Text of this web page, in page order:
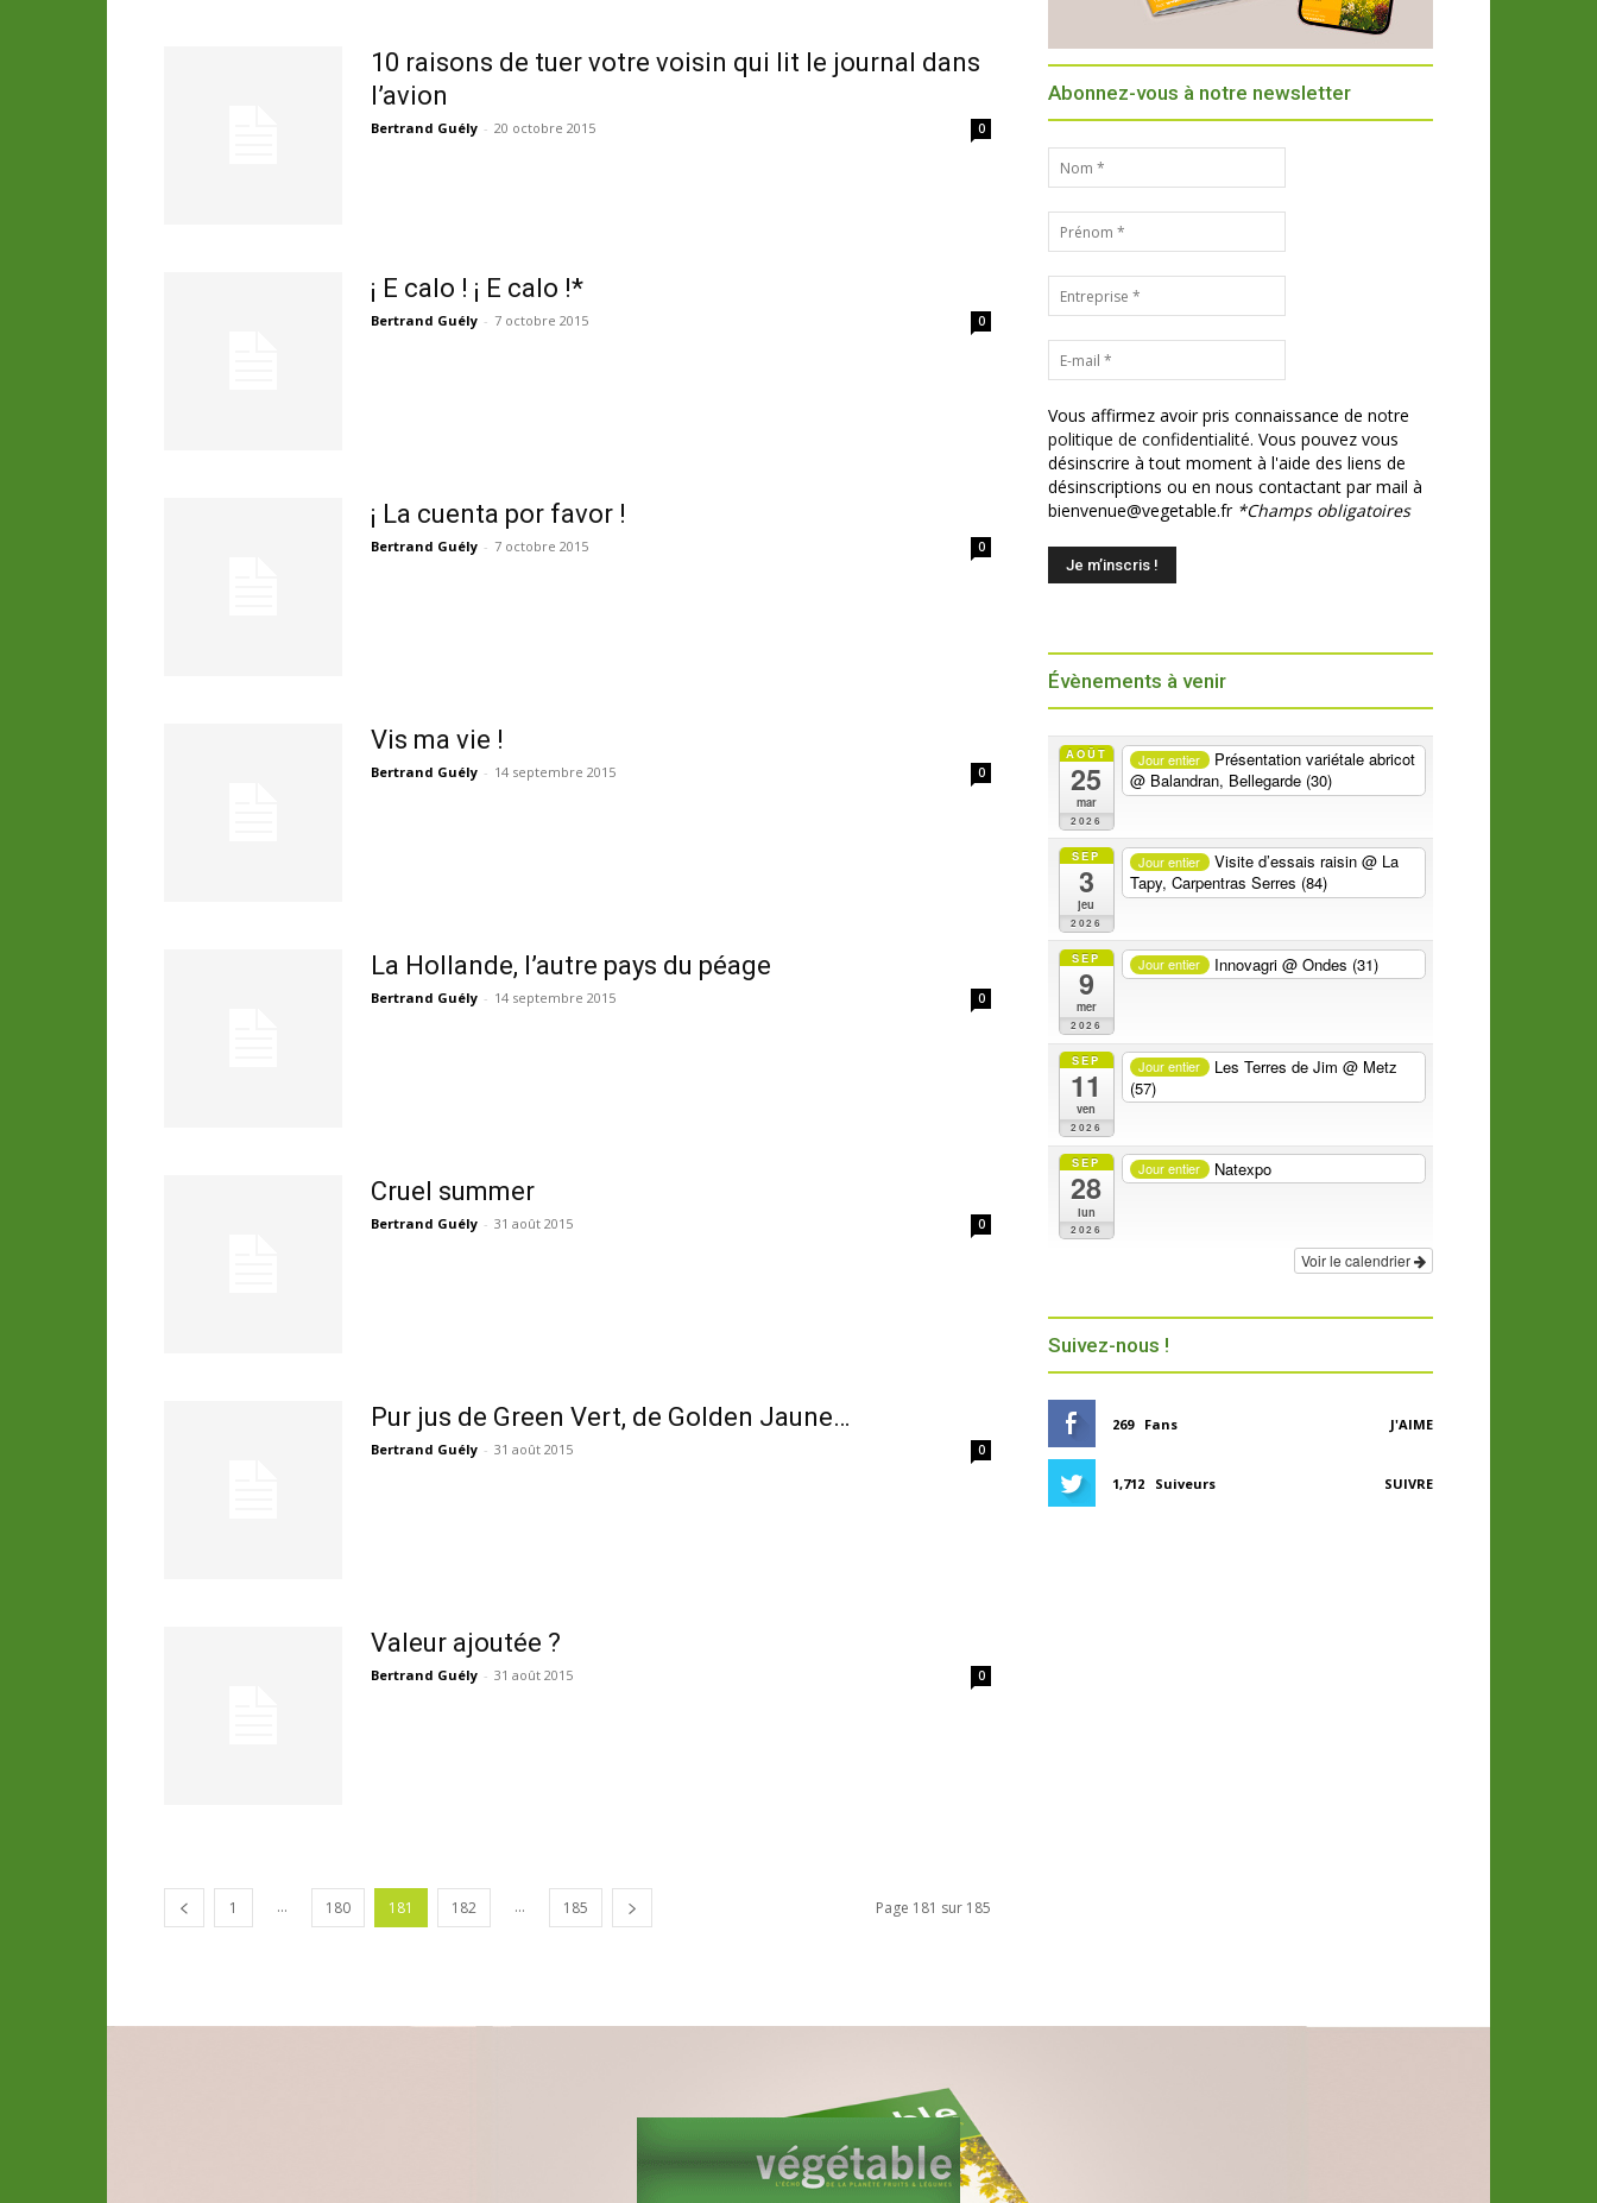
10 raisons de tuer votre voisin qui lit le journal dans
l’avion
Bertrand Guély - 20 octobre 2015 0
¡ E calo ! ¡ E calo !*
Bertrand Guély - 7 octobre 2015 0
¡ La cuenta por favor !
Bertrand Guély - 7 octobre 2015 0
Vis ma vie !
Bertrand Guély - 14 septembre 2015 0
La Hollande, l’autre pays du péage
Bertrand Guély - 14 septembre 2015 0
Cruel summer
Bertrand Guély - 31 août 2015 0
Pur jus de Green Vert, de Golden Jaune…
Bertrand Guély - 31 août 2015 0
Valeur ajoutée ?
Bertrand Guély - 31 août 2015 0
1 ... 180 181 182 ... 185 Page 181 sur 185
Abonnez-vous à notre newsletter
Vous affirmez avoir pris connaissance de notre
politique de confidentialité. Vous pouvez vous
désinscrire à tout moment à l'aide des liens de
désinscriptions ou en nous contactant par mail à
bienvenue@vegetable.fr *Champs obligatoires
Évènements à venir
AOÛT
25
mar
2026
Jour entier
Présentation variétale abricot
@ Balandran, Bellegarde (30)
SEP
3
jeu
2026
Jour entier Visite d’essais raisin@ La
Tapy, Carpentras Serres (84)
SEP
9
mer
2026
Jour entier Innovagri@ Ondes (31)
SEP
11
ven
2026
Jour entier Les Terres de Jim@ Metz
(57)
SEP
28
lun
2026
Jour entier Natexpo
Voir le calendrier
Suivez-nous !
269 Fans J'AIME
1,712 Suiveurs SUIVRE